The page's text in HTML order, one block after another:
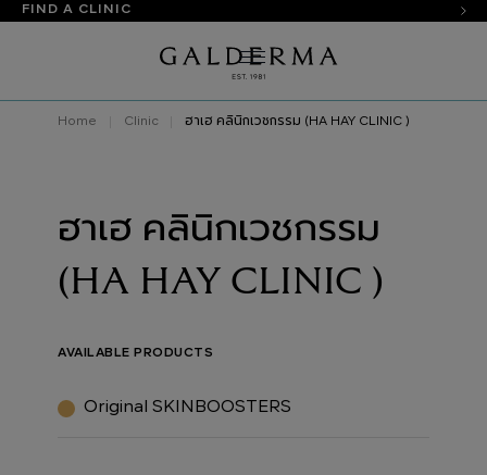
FIND A CLINIC
Home Clinic ฮาเฮ คลินิกเวชกรรม (HA HAY CLINIC )
ฮาเฮ คลินิกเวชกรรม
(HA HAY CLINIC )
AVAILABLE PRODUCTS
Original SKINBOOSTERS